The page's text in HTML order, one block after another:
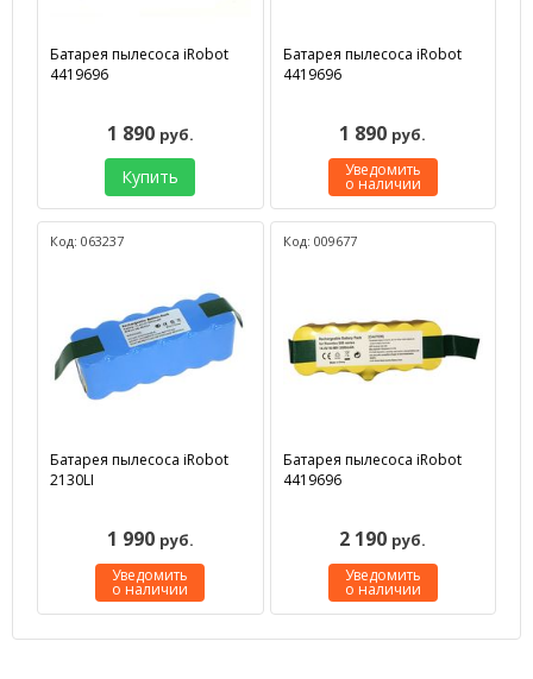
Батарея пылесоса iRobot
4419696
1 890 руб.
Купить
Батарея пылесоса iRobot
4419696
1 890 руб.
Уведомить
о наличии
Код: 063237
Батарея пылесоса iRobot
2130LI
1 990 руб.
Уведомить
о наличии
Код: 009677
Батарея пылесоса iRobot
4419696
2 190 руб.
Уведомить
о наличии